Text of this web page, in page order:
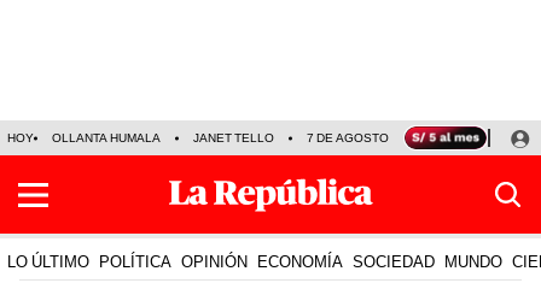
HOY OLLANTA HUMALA JANET TELLO 7 DE AGOSTO TINKA RESULTADOS
LO ÚLTIMO POLÍTICA OPINIÓN ECONOMÍA SOCIEDAD MUNDO